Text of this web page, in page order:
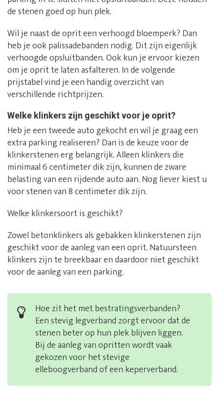
de stenen goed op hun plek.
Wil je naast de oprit een verhoogd bloemperk? Dan
heb je ook palissadebanden nodig. Dit zijn eigenlijk
verhoogde opsluitbanden. Ook kun je ervoor kiezen
om je oprit te laten asfalteren. In de volgende
prijstabel vind je een handig overzicht van
verschillende richtprijzen.
Welke klinkers zijn geschikt voor je oprit?
Heb je een tweede auto gekocht en wil je graag een
extra parking realiseren? Dan is de keuze voor de
klinkerstenen erg belangrijk. Alleen klinkers die
minimaal 6 centimeter dik zijn, kunnen de zware
belasting van een rijdende auto aan. Nog liever kiest u
voor stenen van 8 centimeter dik zijn.
Welke klinkersoort is geschikt?
Zowel betonklinkers als gebakken klinkerstenen zijn
geschikt voor de aanleg van een oprit. Natuursteen
klinkers zijn te breekbaar en daardoor niet geschikt
voor de aanleg van een parking.
Hoe zit het met bestratingsverbanden?
Een stevig legverband zorgt ervoor dat de
stenen beter op hun plek blijven liggen.
Bij de aanleg van opritten wordt vaak
gekozen voor het stevige
elleboogverband of een keperverband.